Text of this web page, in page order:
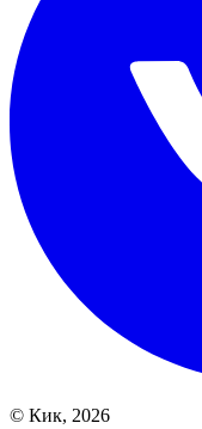
© Кик, 2026